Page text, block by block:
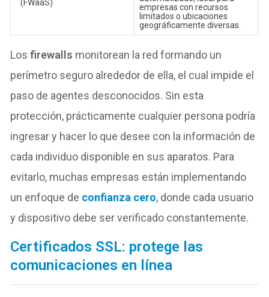
(FWaaS)
empresas con recursos
limitados o ubicaciones
geográficamente diversas.
Losfirewalls monitorean la red formando un
perímetro seguro alrededor de ella, el cual impide el
paso de agentes desconocidos. Sin esta
protección, prácticamente cualquier persona podría
ingresar y hacer lo que desee con la información de
cada individuo disponible en sus aparatos. Para
evitarlo, muchas empresas están implementando
un enfoque de confianza cero, donde cada usuario
y dispositivo debe ser verificado constantemente.
Certificados SSL: protege las
comunicaciones en línea